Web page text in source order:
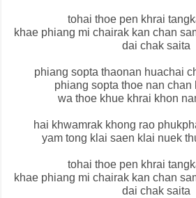
tohai thoe pen khrai
khae phiang mi chairak kan chan
dai chak saita
phiang sopta thaonan huachai
phiang sopta thoe nan chan
wa thoe khue khrai khon
hai khwamrak khong rao
yam tong klai saen klai nuek
tohai thoe pen khrai
khae phiang mi chairak kan chan
dai chak saita